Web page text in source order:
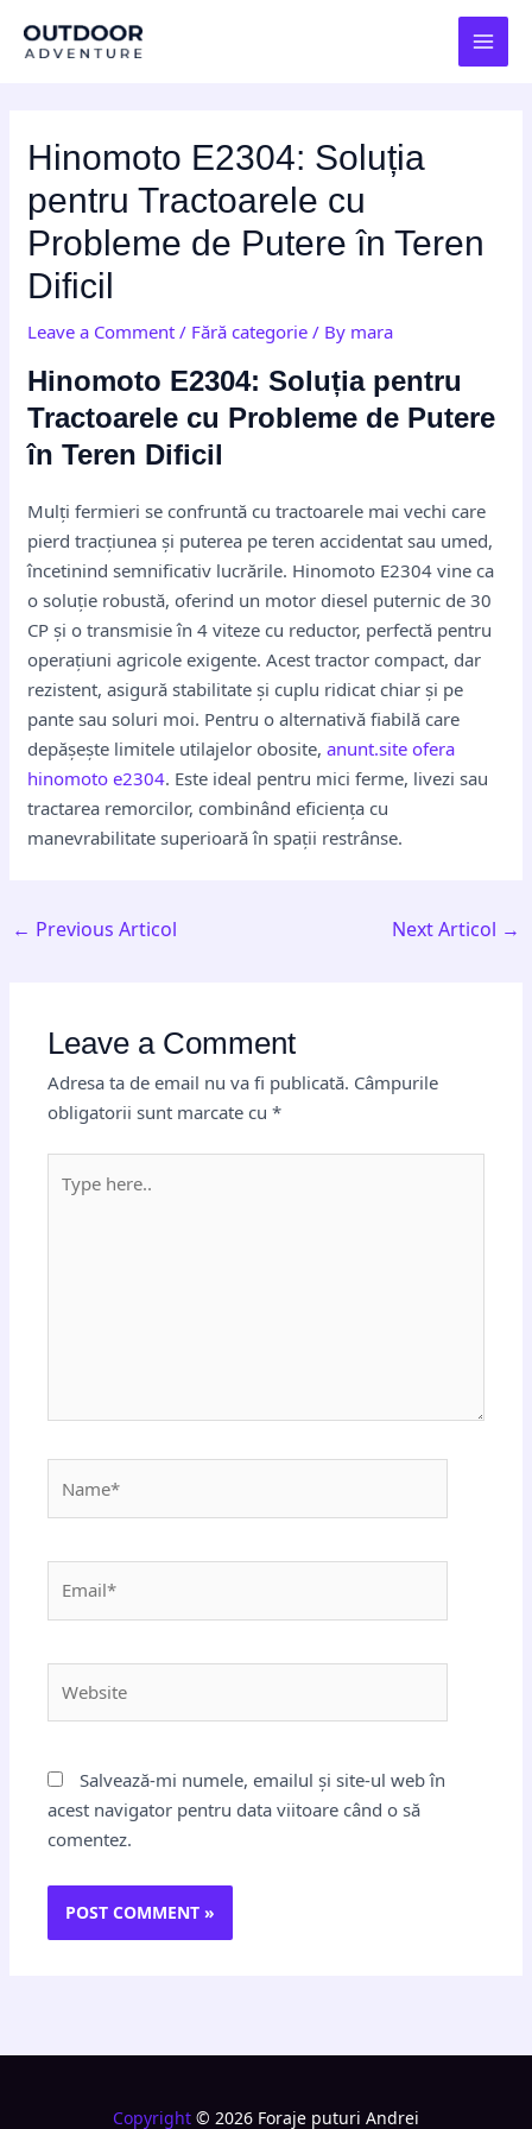
Hinomoto E2304: Soluția
pentru Tractoarele cu
Probleme de Putere în Teren
Dificil
Leave a Comment / Fără categorie / By mara
Hinomoto E2304: Soluția pentru
Tractoarele cu Probleme de Putere
în Teren Dificil
Mulți fermieri se confruntă cu tractoarele mai vechi care
pierd tracțiunea și puterea pe teren accidentat sau umed,
încetinind semnificativ lucrările. Hinomoto E2304 vine ca
o soluție robustă, oferind un motor diesel puternic de 30
CP și o transmisie în 4 viteze cu reductor, perfectă pentru
operațiuni agricole exigente. Acest tractor compact, dar
rezistent, asigură stabilitate și cuplu ridicat chiar și pe
pante sau soluri moi. Pentru o alternativă fiabilă care
depășește limitele utilajelor obosite,anunt.site ofera
hinomoto e2304. Este ideal pentru mici ferme, livezi sau
tractarea remorcilor, combinând eficiența cu
manevrabilitate superioară în spații restrânse.
navigation
← Previous Articol Next Articol →
Leave a Comment
Adresa ta de email nu va fi publicată. Câmpurile
obligatorii sunt marcate cu*
here..
Salvează-mi numele, emailul și site-ul web în
acest navigator pentru data viitoare când o să
comentez.
Copyright © 2026 Foraje puturi Andrei